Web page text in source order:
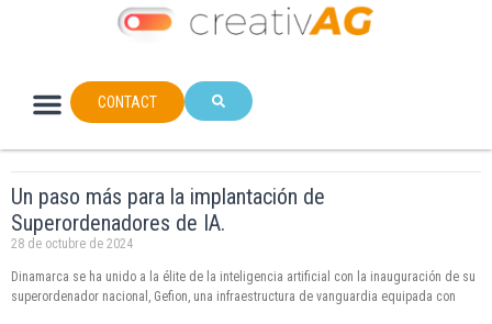
CONTACT
Un paso más para la implantación de
Superordenadores de IA.
28 de octubre de 2024
Dinamarca se ha unido a la élite de la inteligencia artificial con la inauguración de su
superordenador nacional, Gefion, una infraestructura de vanguardia equipada con